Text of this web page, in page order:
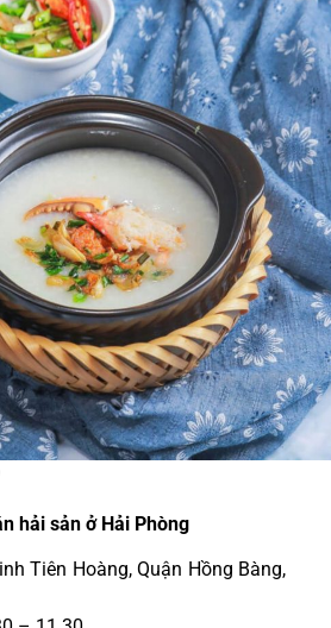
hải sản ở Hải Phòng
Tiên Hoàng, Quận Hồng Bàng,